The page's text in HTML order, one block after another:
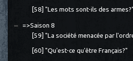
[58] "Les mots sont-ils des armes?"
=>Saison 8
[59] "La société menacée par
[60] "Qu'est-ce qu'être Français?"